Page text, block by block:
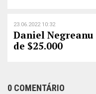
23.06.2022 10:32
Daniel
de $25.000
0 COMENTÁRIO